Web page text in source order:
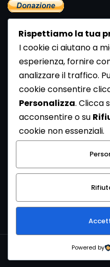
Newsletter
Se vuoi ricevere la Rivista
dalla Redazione di
Newsletter [Clicca Qui]
Con l'invio del messaggio
l’informativa sulla privacy e
dei propri dati personali.
Copyright © 1999-2026
Rispettiamo la tua
I cookie ci aiutano a
esperienza, fornire
analizzare il traffico.
cookie consentire
Personalizza. Clicca
acconsentire o su
cookie non essenziali.
Powered by